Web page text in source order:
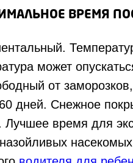
ВРЕМЯ
может
от
дней. Снежное
Лучшее время для